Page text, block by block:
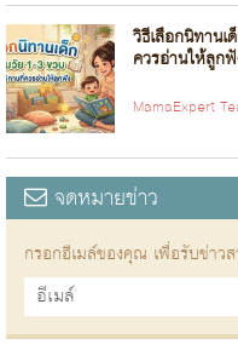
วิธีเลือกนิทาน
ควรอ่านให้ลูก
MamaExpert
จดหมายข่าว
กรอกอีเมล์ของคุณ เพื่อรับข่าวส